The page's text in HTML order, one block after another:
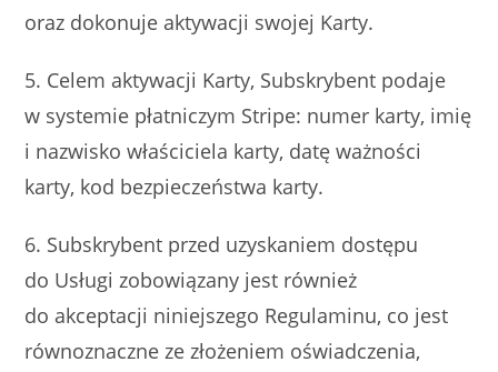
oraz dokonuje aktywacji swojej Karty.
5. Celem aktywacji Karty, Subskrybent podaje
w systemie płatniczym Stripe: numer karty, imię
i nazwisko właściciela karty, datę ważności
karty, kod bezpieczeństwa karty.
6. Subskrybent przed uzyskaniem dostępu
do Usługi zobowiązany jest również
do akceptacji niniejszego Regulaminu, co jest
równoznaczne ze złożeniem oświadczenia,